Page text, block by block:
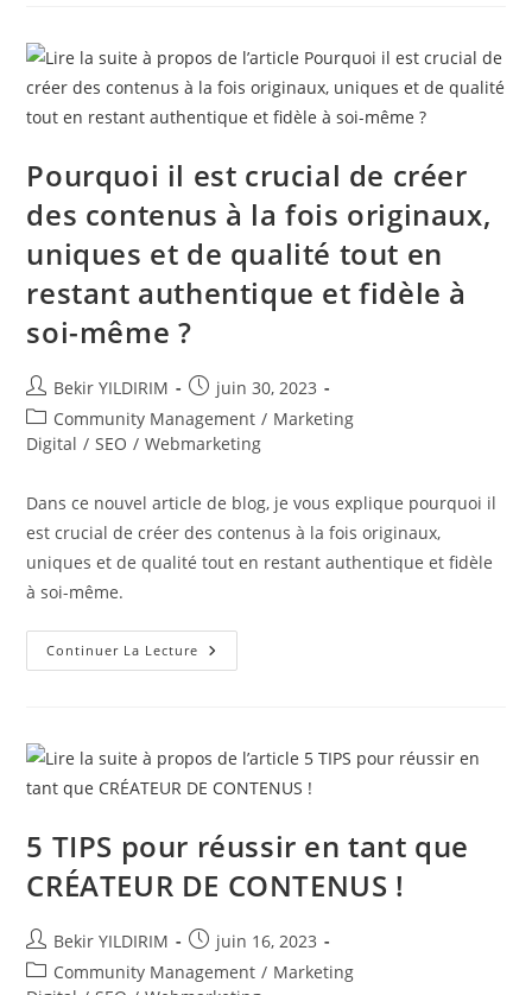
Voyage
!
Pourquoi il est crucial de créer
des contenus à la fois originaux,
uniques et de qualité tout en
restant authentique et fidèle à
soi-même ?
Auteur/autrice
de
la
publication :
Bekir YILDIRIM
Publication
publiée :
juin 30, 2023
Post
category:
Community Management / Marketing
Digital / SEO / Webmarketing
Dans ce nouvel article de blog, je vous explique pourquoi il
est crucial de créer des contenus à la fois originaux,
uniques et de qualité tout en restant authentique et fidèle
à soi-même.
Continuer La Lecture Pourquoi
Il
Des
Contenus
À
La
Originaux,
Uniques
De
Qualité
En
Restant
Authentique
Et
5 TIPS pour réussir en tant que
CRÉATEUR DE CONTENUS !
Auteur/autrice
de
la
Bekir YILDIRIM
Publication
publiée :
juin 16, 2023
PostCommunity Management / Marketing